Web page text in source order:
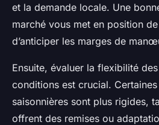
et la demande locale. Une
marché vous met en position
d’anticiper les marges de
Ensuite, évaluer la flexibilité
conditions est crucial.
saisonnières sont plus rigides,
offrent des remises ou